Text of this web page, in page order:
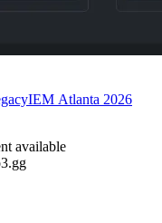
IEM Atlanta 2026
available